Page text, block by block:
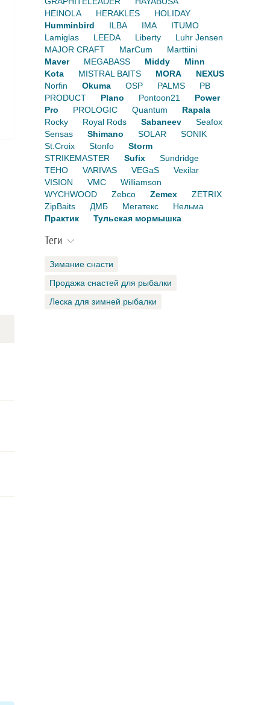
HEINOLA
HERAKLES
HOLIDAY
Humminbird
ILBA IMA
ITUMO
Lamiglas
LEEDA Liberty
Luhr Jensen
MAJOR CRAFT
MarCum
Marttiini
Maver
MEGABASS Middy
Minn
Kota
MISTRAL BAITS MORA
NEXUS
Norfin
Okuma OSP PALMS
PB
PRODUCT
Plano Pontoon21
Power
Pro
PROLOGIC Quantum
Rapala
Rocky
Royal Rods Sabaneev
Seafox
Sensas
Shimano SOLAR
SONIK
St.Croix
Stonfo
Storm
STRIKEMASTER
Sufix
Sundridge
TEHO
VARIVAS VEGaS
Vexilar
VISION
VMC
Williamson
WYCHWOOD
Zebco Zemex
ZETRIX
ZipBaits
ДМБ Мегатекс
Нельма
Практик
Тульская мормышка
Теги
Зимание снасти
Продажа снастей для рыбалки
Леска для зимней рыбалки